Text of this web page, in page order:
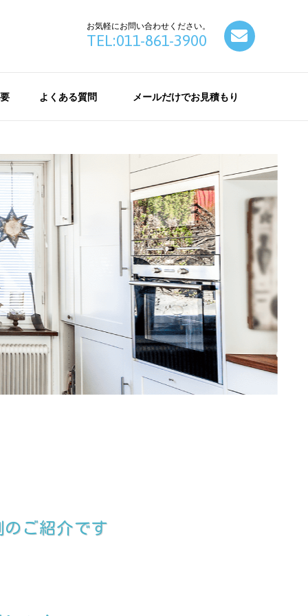
お気軽にお問い合わせください。
TEL:011-861-3900
よくある質問 メールだけでお見積もり
ご紹介です